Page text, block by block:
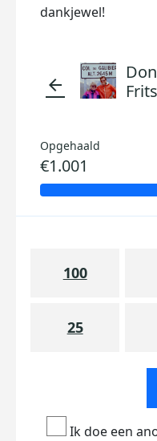
dankjewel!
arrow_back
Frits
Opgehaald
€1.001
100
25
Ik doe een